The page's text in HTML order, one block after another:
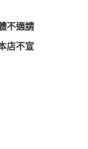
不適請
店不宣